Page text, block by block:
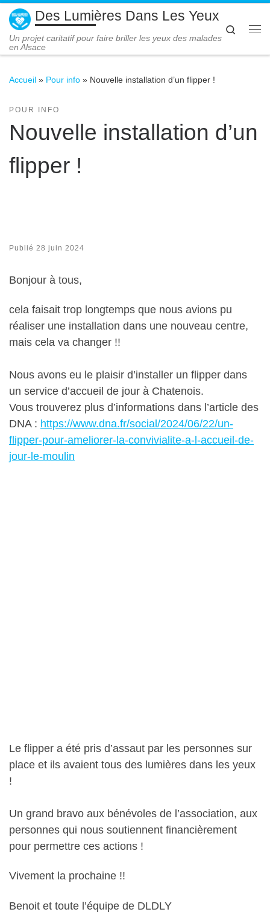
Passer au contenu
Des Lumières Dans Les Yeux
Un projet caritatif pour faire briller les yeux des malades
en Alsace
Search
Accueil » Pour info » Nouvelle installation d’un flipper !
POUR INFO
Nouvelle installation d’un
flipper !
Publié 28 juin 2024
Bonjour à tous,
cela faisait trop longtemps que nous avions pu
réaliser une installation dans une nouveau centre,
mais cela va changer !!
Nous avons eu le plaisir d’installer un flipper dans
un service d’accueil de jour à Chatenois.
Vous trouverez plus d’informations dans l’article des
DNA : https://www.dna.fr/social/2024/06/22/un-
flipper-pour-ameliorer-la-convivialite-a-l-accueil-de-
jour-le-moulin
Le flipper a été pris d’assaut par les personnes sur
place et ils avaient tous des lumières dans les yeux
!
Un grand bravo aux bénévoles de l’association, aux
personnes qui nous soutiennent financièrement
pour permettre ces actions !
Vivement la prochaine !!
Benoit et toute l’équipe de DLDLY